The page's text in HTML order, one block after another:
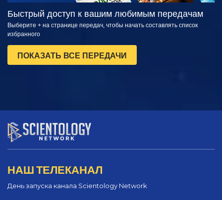
Быстрый доступ к вашим любимым передачам
Выберите + на странице передач, чтобы начать составлять список
избранного
ПОКАЗАТЬ ВСЕ ПЕРЕДАЧИ
НАШ ТЕЛЕКАНАЛ
День запуска канала Scientology Network